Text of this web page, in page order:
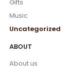
Gifts
Music
Uncategorized
ABOUT
About us